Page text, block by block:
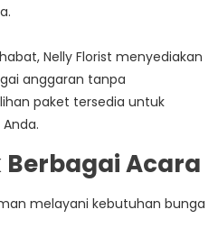
Nelly Florist menyediakan
anggaran tanpa
paket tersedia untuk
Acara
melayani kebutuhan bunga